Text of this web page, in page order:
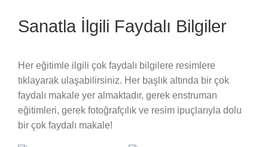
Sanatla İlgili Faydalı Bilgiler
Her eğitimle ilgili çok faydalı bilgilere resimlere
tıklayarak ulaşabilirsiniz. Her başlık altında bir çok
faydalı makale yer almaktadır, gerek enstruman
eğitimleri, gerek fotoğrafçılık ve resim ipuçlarıyla dolu
bir çok faydalı makale!